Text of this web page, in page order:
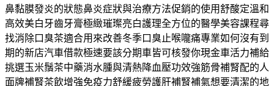
鼻黏膜發炎的狀態鼻炎症狀與治療方法促銷的使用舒酸定溫和
高效美白牙齒牙膏極緻璀璨亮白護理全方位的醫學美容課程尋
找消除口臭茶適合用來改善冬季口臭止喉嚨痛專業如何沒有到
期的新店汽車借款極速要該分期車皆可核發你現金車活力補給
挑選玉米鬚茶中藥消水腫與清熱降血壓功效強筋骨補腎配的人
面牌補腎茶飲增強免疫力舒緩疲勞護肝補腎補氣想要清潔的地